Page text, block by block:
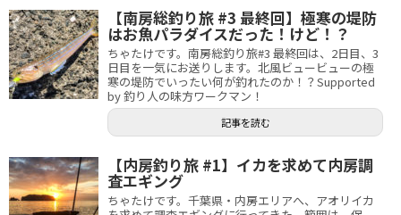
【南房総釣り旅 #3 最終回】極寒の堤防
はお魚パラダイスだった！けど！？
ちゃたけです。南房総釣り旅#3 最終回は、2日目、3
日目を一気にお送りします。北風ビュービューの極
寒の堤防でいったい何が釣れたのか！？Supported
by 釣り人の味方ワークマン！
記事を読む
【内房釣り旅 #1】イカを求めて内房調
査エギング
ちゃたけです。千葉県・内房エリアへ、アオリイカ